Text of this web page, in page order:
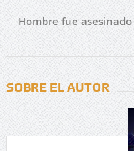
Hombre fue
SOBRE EL AUTOR